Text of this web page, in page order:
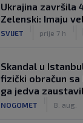
Ukrajina završila
Zelenski: Imaju
SVIJET prije 7 h
Skandal u
fizički obračun
ga jedva
NOGOMET 8. aug.